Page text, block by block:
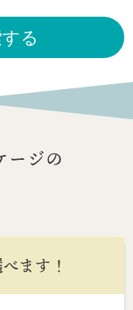
る
ージの
ます！